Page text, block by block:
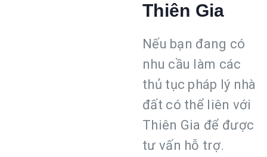
Thiên Gia
Nếu bạn đang có
nhu cầu làm các
thủ tục pháp lý nhà
đất có thể liên với
Thiên Gia để được
tư vấn hỗ trợ.